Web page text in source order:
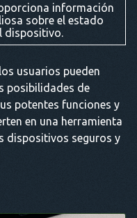
información
sobre el estado
dispositivo.
usuarios pueden
posibilidades de
potentes funciones y
en una herramienta
dispositivos seguros y